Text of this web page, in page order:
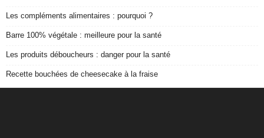
Les compléments alimentaires : pourquoi ?
Barre 100% végétale : meilleure pour la santé
Les produits déboucheurs : danger pour la santé
Recette bouchées de cheesecake à la fraise